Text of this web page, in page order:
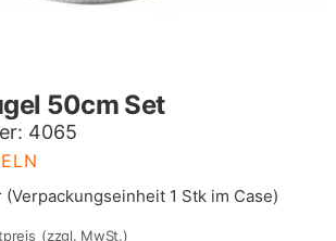
50cm Set
4065
1 Stk im Case)
(zzgl. MwSt.)